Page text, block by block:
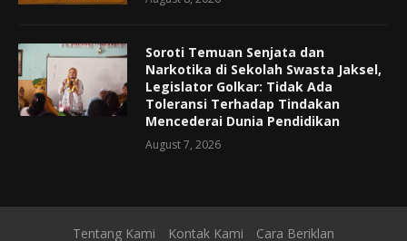
Soroti Temuan Senjata dan
Narkotika di Sekolah Swasta Jaksel,
Legislator Golkar: Tidak Ada
Toleransi Terhadap Tindakan
Mencederai Dunia Pendidikan
August 7, 2026
Tentang Kami Kontak Kami Cara Beriklan